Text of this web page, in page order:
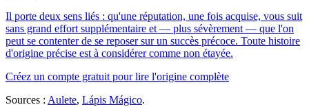
Il porte deux sens liés : qu'une réputation, une fois acquise, vous suit
sans grand effort supplémentaire et — plus sévèrement — que l'on
peut se contenter de se reposer sur un succès précoce. Toute histoire
d'origine précise est à considérer comme non étayée.
Créez un compte gratuit pour lire l'origine complète
Sources : Aulete, Lápis Mágico.